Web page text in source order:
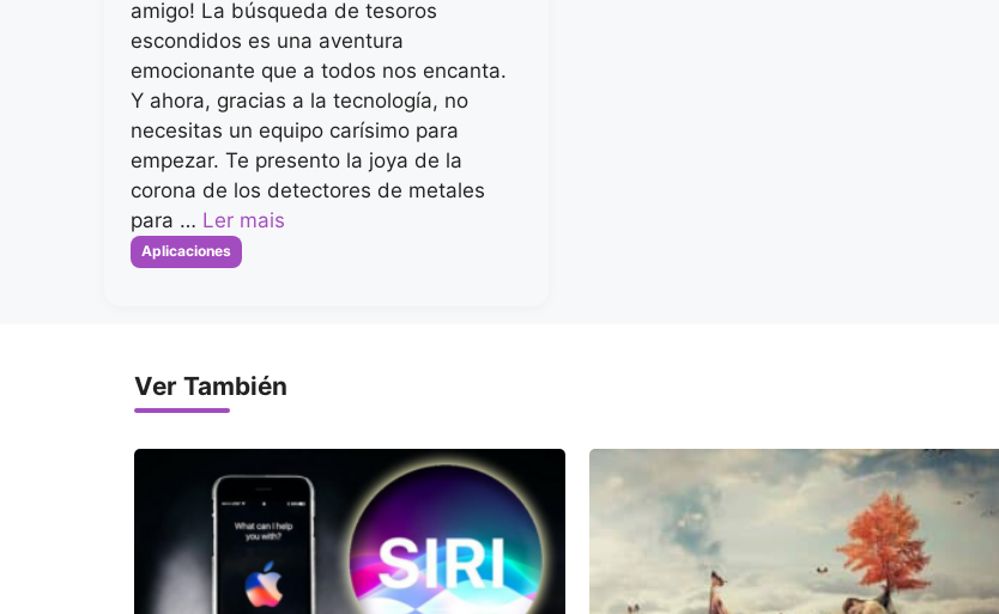
amigo! La búsqueda de tesoros
escondidos es una aventura
emocionante que a todos nos encanta.
Y ahora, gracias a la tecnología, no
necesitas un equipo carísimo para
empezar. Te presento la joya de la
corona de los detectores de metales
para … Ler mais
Categorias
Aplicaciones
Ver También